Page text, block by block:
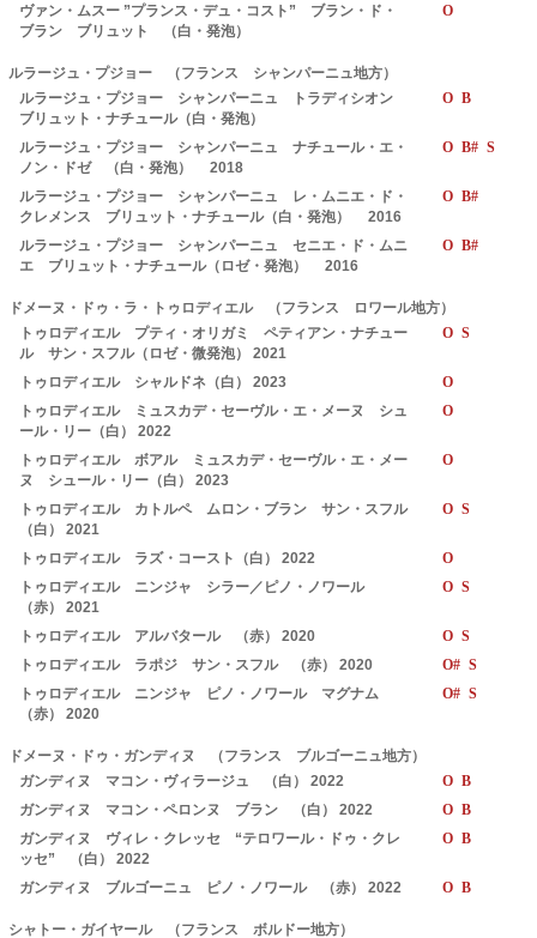
ヴァン・ムスー ”プランス・デュ・コスト” ブラン・ド・
ブラン ブリュット （白・発泡）
O
ルラージュ・プジョー （フランス シャンパーニュ地方）
ルラージュ・プジョー シャンパーニュ トラディシオン
ブリュット・ナチュール（白・発泡）
O B
ルラージュ・プジョー シャンパーニュ ナチュール・エ・
ノン・ドゼ （白・発泡） 2018
O B# S
ルラージュ・プジョー シャンパーニュ レ・ムニエ・ド・
クレメンス ブリュット・ナチュール（白・発泡） 2016
O B#
ルラージュ・プジョー シャンパーニュ セニエ・ド・ムニ
エ ブリュット・ナチュール（ロゼ・発泡） 2016
O B#
ドメーヌ・ドゥ・ラ・トゥロディエル （フランス ロワール地方）
トゥロディエル プティ・オリガミ ペティアン・ナチュー
ル サン・スフル（ロゼ・微発泡） 2021
O S
トゥロディエル シャルドネ（白） 2023
O
トゥロディエル ミュスカデ・セーヴル・エ・メーヌ シュ
ール・リー（白） 2022
O
トゥロディエル ボアル ミュスカデ・セーヴル・エ・メー
ヌ シュール・リー（白） 2023
O
トゥロディエル カトルペ ムロン・ブラン サン・スフル
（白） 2021
O S
トゥロディエル ラズ・コースト（白） 2022
O
トゥロディエル ニンジャ シラー／ピノ・ノワール
（赤） 2021
O S
トゥロディエル アルバタール （赤） 2020
O S
トゥロディエル ラポジ サン・スフル （赤） 2020
O# S
トゥロディエル ニンジャ ピノ・ノワール マグナム
（赤） 2020
O# S
ドメーヌ・ドゥ・ガンディヌ （フランス ブルゴーニュ地方）
ガンディヌ マコン・ヴィラージュ （白） 2022
O B
ガンディヌ マコン・ペロンヌ ブラン （白） 2022
O B
ガンディヌ ヴィレ・クレッセ “テロワール・ドゥ・クレ
ッセ” （白） 2022
O B
ガンディヌ ブルゴーニュ ピノ・ノワール （赤） 2022 O B
シャトー・ガイヤール （フランス ボルドー地方）